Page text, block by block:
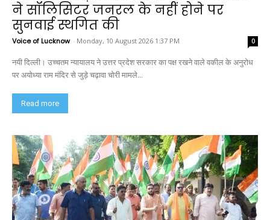
ने सॉलिसिटर जनरल के नहीं होने पर
सुनवाई स्थगित की
Voice of Lucknow - Monday, 10 August 2026 1:37 PM 0
नयी दिल्ली। उच्चतम न्यायालय ने उत्तर प्रदेश सरकार का पक्ष रखने वाले वकील के अनुरोध
पर अयोध्या राम मंदिर से जुड़े चढ़ावा चोरी मामले...
Read more